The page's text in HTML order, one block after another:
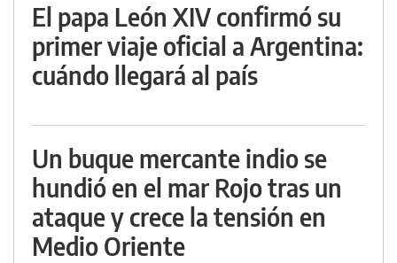
El papa León XIV confirmó su
primer viaje oficial a Argentina:
cuándo llegará al país
Un buque mercante indio se
hundió en el mar Rojo tras un
ataque y crece la tensión en
Medio Oriente